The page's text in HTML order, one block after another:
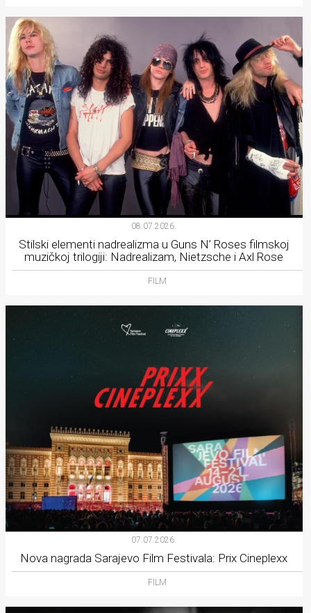
08.07.2026.
Stilski elementi nadrealizma u Guns N’ Roses filmskoj
muzičkoj trilogiji: Nadrealizam, Nietzsche i Axl Rose
FILM
07.07.2026.
Nova nagrada Sarajevo Film Festivala: Prix Cineplexx
FILM